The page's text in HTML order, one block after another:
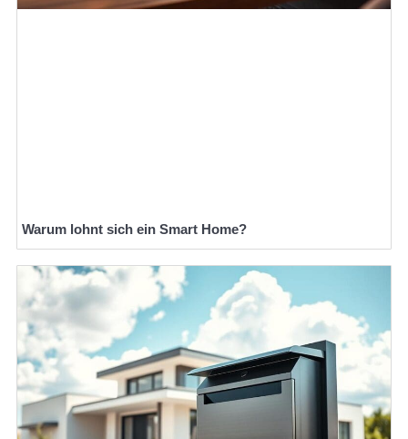
Warum lohnt sich ein Smart Home?